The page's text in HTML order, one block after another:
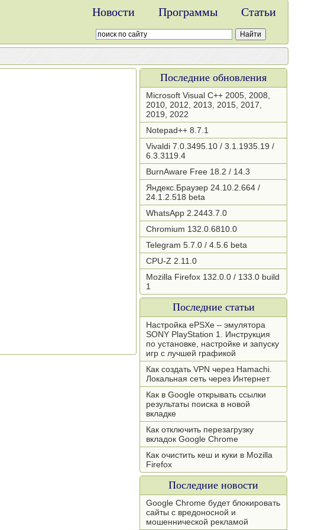
Новости Программы Статьи
Последние обновления
Microsoft Visual C++ 2005, 2008,
2010, 2012, 2013, 2015, 2017,
2019, 2022
Notepad++ 8.7.1
Vivaldi 7.0.3495.10 / 3.1.1935.19 /
6.3.3119.4
BurnAware Free 18.2 / 14.3
Яндекс.Браузер 24.10.2.664 /
24.1.2.518 beta
WhatsApp 2.2443.7.0
Chromium 132.0.6810.0
Telegram 5.7.0 / 4.5.6 beta
CPU-Z 2.11.0
Mozilla Firefox 132.0.0 / 133.0 build
1
Последние статьи
Настройка ePSXe – эмулятора
SONY PlayStation 1. Инструкция
по установке, настройке и запуску
игр с лучшей графикой
Как создать VPN через Hamachi.
Локальная сеть через Интернет
Как в Google открывать ссылки
результаты поиска в новой
вкладке
Как отключить перезагрузку
вкладок Google Chrome
Как очистить кеш и куки в Mozilla
Firefox
Последние новости
Google Chrome будет блокировать
сайты с вредоносной и
мошеннической рекламой